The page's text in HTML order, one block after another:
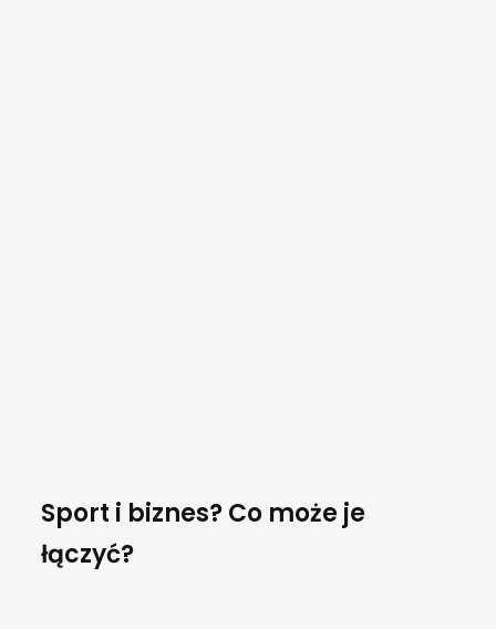
Sport i biznes? Co może je
łączyć?